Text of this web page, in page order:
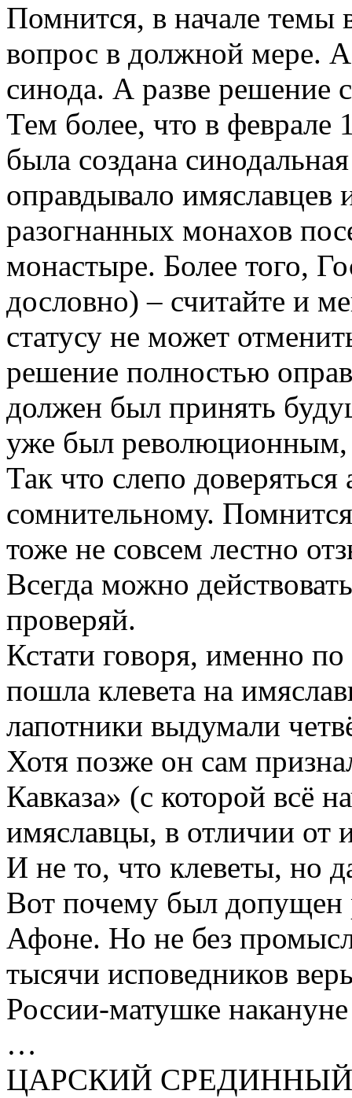
Помнится, в начале темы
вопрос в должной мере.
синода. А разве решение
Тем более, что в феврале
была создана
оправдывало имяславцев
разогнанных монахов
монастыре. Более того,
дословно) – считайте и
статусу не может
решение полностью
должен был принять
уже был революционным,
Так что слепо доверяться
сомнительному.
тоже не совсем лестно
Всегда можно
проверяй.
Кстати говоря, именно
пошла клевета на
лапотники выдумали
Хотя позже он сам
Кавказа» (с которой всё
имяславцы, в отличии от
И не то, что клеветы, но
Вот почему был допущен
Афоне. Но не без
тысячи исповедников
России-матушке
…
ЦАРСКИЙ